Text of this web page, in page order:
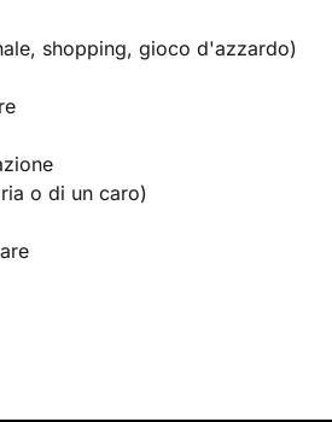
shopping, gioco d'azzardo)
o di un caro)